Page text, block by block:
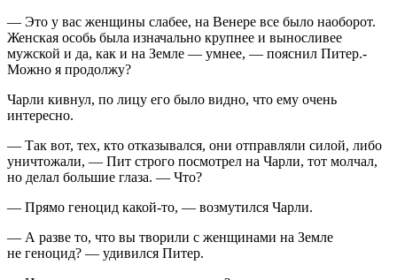
— Это у вас женщины слабее, на Венере все было наоборот.
Женская особь была изначально крупнее и выносливее
мужской и да, как и на Земле — умнее, — пояснил Питер.-
Можно я продолжу?
Чарли кивнул, по лицу его было видно, что ему очень
интересно.
— Так вот, тех, кто отказывался, они отправляли силой, либо
уничтожали, — Пит строго посмотрел на Чарли, тот молчал,
но делал большие глаза. — Что?
— Прямо геноцид какой-то, — возмутился Чарли.
— А разве то, что вы творили с женщинами на Земле
не геноцид? — удивился Питер.